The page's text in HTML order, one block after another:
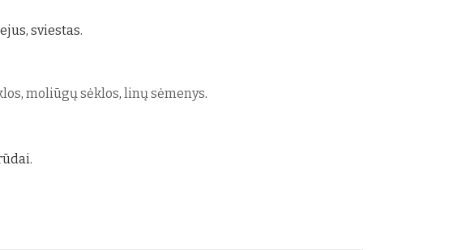
sviestas.
, moliūgų sėklos, linų sėmenys.